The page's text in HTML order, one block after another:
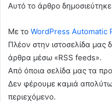
Αυτό το άρθρο δημοσιεύτηκε
Με το WordPress Automatic
Πλέον στην ιστοσελίδα μας
άρθρα μέσω «RSS feeds».
Από όποια σελίδα μας τα
Δεν φέρουμε καμιά
περιεχόμενο.